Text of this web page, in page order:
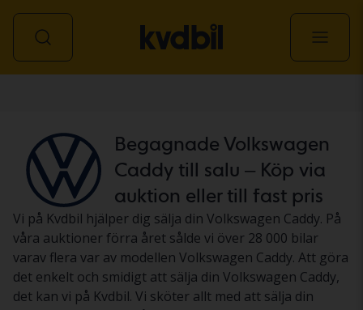
Begagnade Volkswagen
Caddy till salu – Köp via
auktion eller till fast pris
Vi på Kvdbil hjälper dig sälja din Volkswagen Caddy. På
våra auktioner förra året sålde vi över 28 000 bilar
varav flera var av modellen Volkswagen Caddy. Att göra
det enkelt och smidigt att sälja din Volkswagen Caddy,
det kan vi på Kvdbil. Vi sköter allt med att sälja din